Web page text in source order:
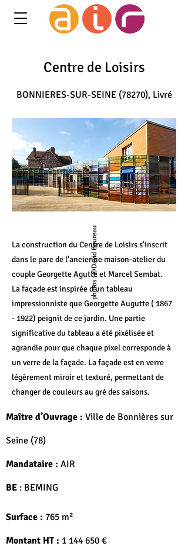
Centre de Loisirs
BONNIERES-SUR-SEINE (78270), Livré
photos : ©David Boureau
La construction du Centre de Loisirs s'inscrit
dans le parc de l'ancienne maison-atelier du
couple Georgette Agutte et Marcel Sembat.
La façade est inspirée d'un tableau
impressionniste que Georgette Augutte ( 1867
- 1922) peignit de ce jardin. Une partie
significative du tableau a été pixélisée et
agrandie pour que chaque pixel corresponde à
un verre de la façade. La façade est en verre
légèrement miroir et texturé, permettant de
changer de couleurs au gré des saisons.
Maître d’Ouvrage : Ville de Bonnières sur
Seine (78)
Mandataire : AIR
BE : BEMING
Surface : 765 m²
Montant HT : 1 144 650 €